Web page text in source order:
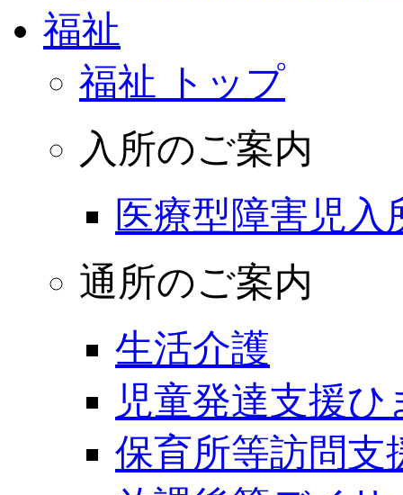
福祉
福祉 トップ
入所のご案内
医療型障害児
通所のご案内
生活介護
児童発達支援ひ
保育所等訪問支